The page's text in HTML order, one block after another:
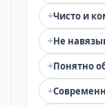
+Чисто и
+Не
+Понятно
+